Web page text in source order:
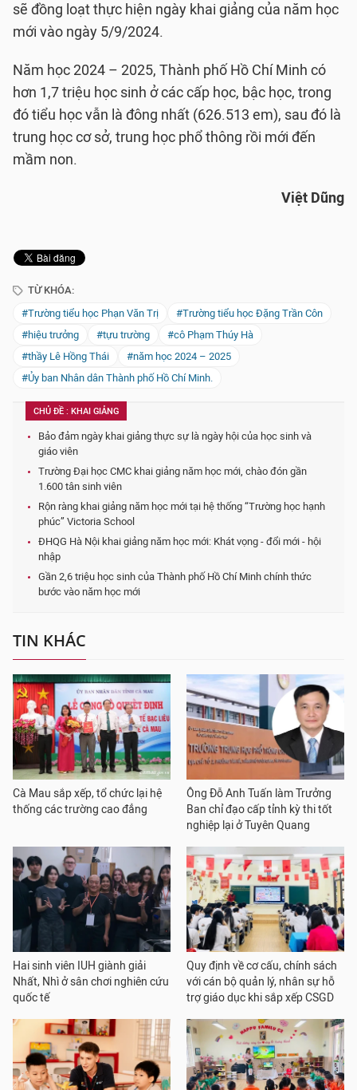
sẽ đồng loạt thực hiện ngày khai giảng của năm học
mới vào ngày 5/9/2024.
Năm học 2024 – 2025, Thành phố Hồ Chí Minh có
hơn 1,7 triệu học sinh ở các cấp học, bậc học, trong
đó tiểu học vẫn là đông nhất (626.513 em), sau đó là
trung học cơ sở, trung học phổ thông rồi mới đến
mầm non.
Việt Dũng
TỪ KHÓA:
#Trường tiểu học Phạn Văn Trị
#Trường tiểu học Đặng Trần Côn
#hiệu trưởng
#tựu trường
#cô Phạm Thúy Hà
#thầy Lê Hồng Thái
#năm học 2024 – 2025
#Ủy ban Nhân dân Thành phố Hồ Chí Minh.
CHỦ ĐỀ : KHAI GIẢNG
Bảo đảm ngày khai giảng thực sự là ngày hội của học sinh và
giáo viên
Trường Đại học CMC khai giảng năm học mới, chào đón gần
1.600 tân sinh viên
Rộn ràng khai giảng năm học mới tại hệ thống “Trường học hạnh
phúc” Victoria School
ĐHQG Hà Nội khai giảng năm học mới: Khát vọng - đổi mới - hội
nhập
Gần 2,6 triệu học sinh của Thành phố Hồ Chí Minh chính thức
bước vào năm học mới
TIN KHÁC
Cà Mau sắp xếp, tổ chức lại hệ
thống các trường cao đẳng
Ông Đỗ Anh Tuấn làm Trưởng
Ban chỉ đạo cấp tỉnh kỳ thi tốt
nghiệp lại ở Tuyên Quang
Hai sinh viên IUH giành giải
Nhất, Nhì ở sân chơi nghiên cứu
quốc tế
Quy định về cơ cấu, chính sách
với cán bộ quản lý, nhân sự hỗ
trợ giáo dục khi sắp xếp CSGD